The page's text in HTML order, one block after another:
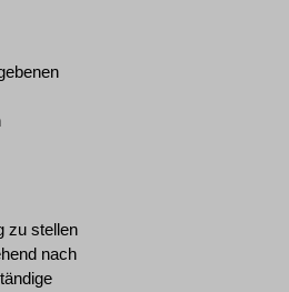
zu stellen
nach